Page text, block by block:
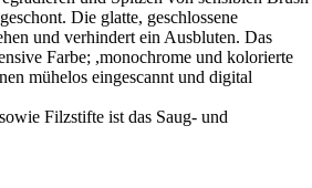
Die glatte, geschlossene
und verhindert ein Ausbluten. Das
Farbe; ,monochrome und kolorierte
mühelos eingescannt und digital
Filzstifte ist das Saug- und